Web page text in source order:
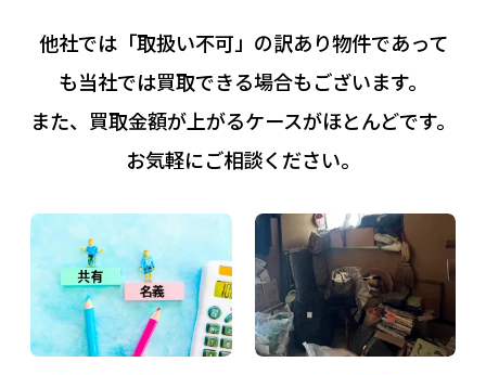
他社では「取扱い不可」の訳あり物件であって
も当社では買取できる場合もございます。
また、買取金額が上がるケースがほとんどです。
お気軽にご相談ください。